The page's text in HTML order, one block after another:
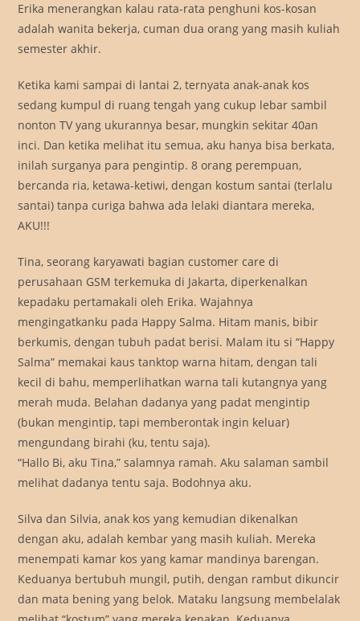
Erika menerangkan kalau rata-rata penghuni kos-kosan
adalah wanita bekerja, cuman dua orang yang masih kuliah
semester akhir.
Ketika kami sampai di lantai 2, ternyata anak-anak kos
sedang kumpul di ruang tengah yang cukup lebar sambil
nonton TV yang ukurannya besar, mungkin sekitar 40an
inci. Dan ketika melihat itu semua, aku hanya bisa berkata,
inilah surganya para pengintip. 8 orang perempuan,
bercanda ria, ketawa-ketiwi, dengan kostum santai (terlalu
santai) tanpa curiga bahwa ada lelaki diantara mereka,
AKU!!!
Tina, seorang karyawati bagian customer care di
perusahaan GSM terkemuka di Jakarta, diperkenalkan
kepadaku pertamakali oleh Erika. Wajahnya
mengingatkanku pada Happy Salma. Hitam manis, bibir
berkumis, dengan tubuh padat berisi. Malam itu si “Happy
Salma” memakai kaus tanktop warna hitam, dengan tali
kecil di bahu, memperlihatkan warna tali kutangnya yang
merah muda. Belahan dadanya yang padat mengintip
(bukan mengintip, tapi memberontak ingin keluar)
mengundang birahi (ku, tentu saja).
“Hallo Bi, aku Tina,” salamnya ramah. Aku salaman sambil
melihat dadanya tentu saja. Bodohnya aku.
Silva dan Silvia, anak kos yang kemudian dikenalkan
dengan aku, adalah kembar yang masih kuliah. Mereka
menempati kamar kos yang kamar mandinya barengan.
Keduanya bertubuh mungil, putih, dengan rambut dikuncir
dan mata bening yang belok. Mataku langsung membelalak